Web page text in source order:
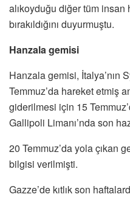
alıkoyduğu diğer tüm insan
bırakıldığını duyurmuştu.
Hanzala gemisi
Hanzala gemisi, İtalya’nın
Temmuz’da hareket etmiş
giderilmesi için 15
Gallipoli Limanı’nda son
20 Temmuz’da yola çıkan
bilgisi verilmişti.
Gazze’de kıtlık son